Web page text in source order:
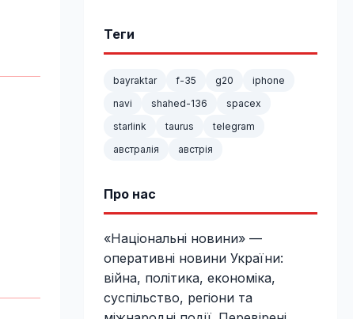
Теги
bayraktar f-35 g20
iphone
navi
shahed-136
spacex
starlink
taurus
telegram
австралія
австрія
Про нас
«Національні новини» —
оперативні новини України:
війна, політика, економіка,
суспільство, регіони та